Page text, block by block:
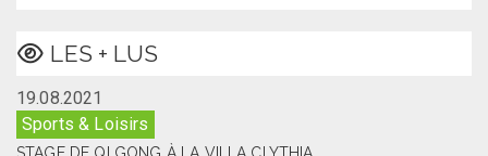
LES + LUS
19.08.2021
Sports & Loisirs